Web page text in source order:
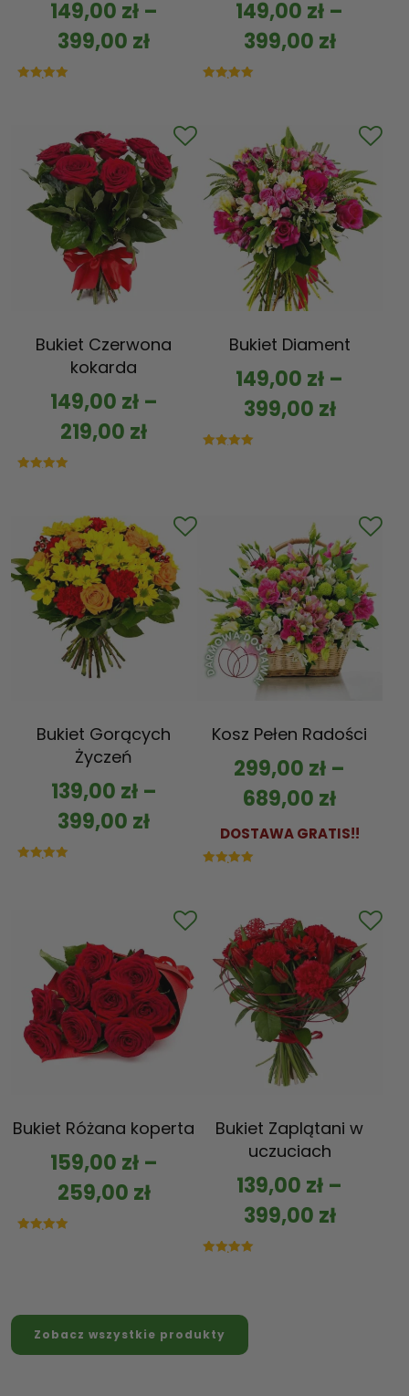
149,00 zł–
399,00 zł
149,00 zł –
399,00 zł
Bukiet Czerwona
kokarda
149,00 zł–
219,00 zł
Bukiet Diament
149,00 zł –
399,00 zł
Bukiet Gorących
Życzeń
139,00 zł–
399,00 zł
Kosz Pełen Radości
299,00 zł –
689,00 zł
DOSTAWA GRATIS!!
Bukiet Różana koperta
159,00 zł–
259,00 zł
Bukiet Zaplątani w
uczuciach
139,00 zł –
399,00 zł
Zobacz wszystkie produkty